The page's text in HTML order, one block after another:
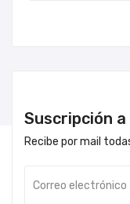
Suscripción
Recibe por mail